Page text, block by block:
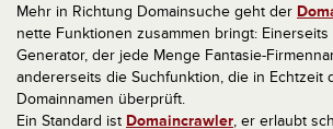
Mehr in Richtung Domainsuche geht der
nette Funktionen zusammen bringt: Einerseits
Generator, der jede Menge Fantasie-
andererseits die Suchfunktion, die in Echtzeit
Domainnamen überprüft.
Ein Standard ist Domaincrawler, er erlaubt